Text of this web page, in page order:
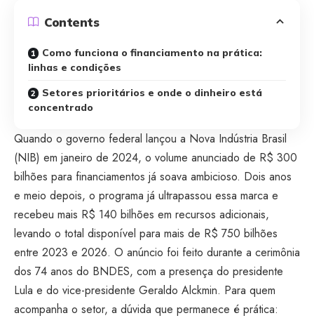
Contents
Como funciona o financiamento na prática:
linhas e condições
Setores prioritários e onde o dinheiro está
concentrado
Quando o governo federal lançou a Nova Indústria Brasil
(NIB) em janeiro de 2024, o volume anunciado de R$ 300
bilhões para financiamentos já soava ambicioso. Dois anos
e meio depois, o programa já ultrapassou essa marca e
recebeu mais R$ 140 bilhões em recursos adicionais,
levando o total disponível para mais de R$ 750 bilhões
entre 2023 e 2026. O anúncio foi feito durante a cerimônia
dos 74 anos do BNDES, com a presença do presidente
Lula e do vice-presidente Geraldo Alckmin. Para quem
acompanha o setor, a dúvida que permanece é prática: